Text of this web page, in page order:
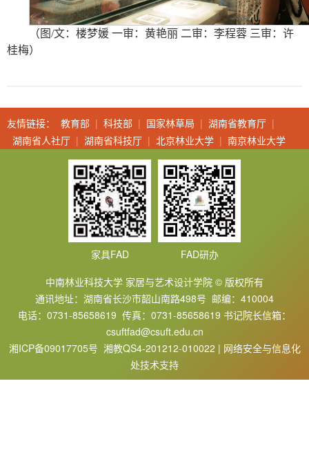
（图/文：楼梦媛 一审：黄艳丽 二审：李程蓉 三审：许
桂梅）
友情链接： 教育部 | 科技部 | 国家林草局 | 湖南省教育厅 |
湖南省人社厅 | 湖南省科技厅 | 北京林业大学 | 南京林业大学
家具FAD
FAD研办
中南林业科技大学 家居与艺术设计学院 © 版权所有
通讯地址：湖南省长沙市韶山南路498号 邮编：410004
电话：0731-85658619 传真：0731-85658619 书记院长信箱：
csuftfad@csuft.edu.cn
湘ICP备09017705号 湘教QS4-201212-010022 | 网络安全与信息化
处技术支持